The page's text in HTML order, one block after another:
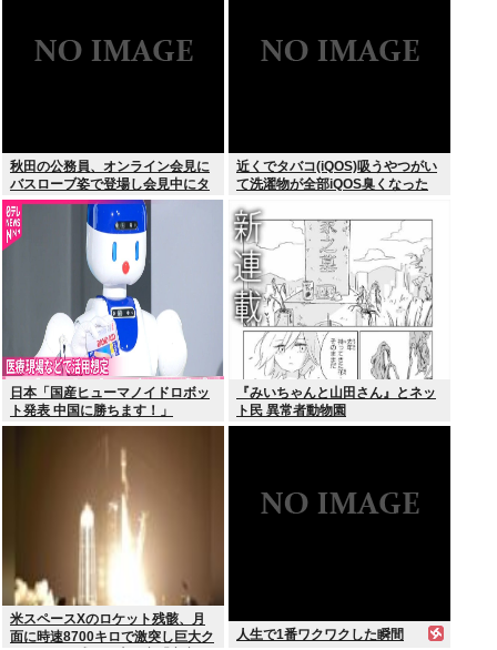
秋田の公務員、オンライン会見に
バスローブ姿で登場し会見中にタ
バコを吸う←あのさあ！
近くでタバコ(iQOS)吸うやつがい
て洗濯物が全部iQOS臭くなった
日本「国産ヒューマノイドロボッ
ト発表 中国に勝ちます！」
youtubeで1万いいね
『みいちゃんと山田さん』とネッ
ト民 異常者動物園
米スペースXのロケット残骸、月
面に時速8700キロで激突し巨大ク
人生で1番ワクワクした瞬間